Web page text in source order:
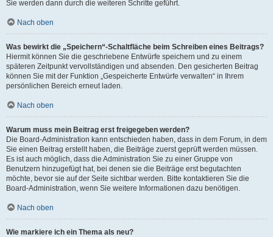
Sie werden dann durch die weiteren Schritte geführt.
Nach oben
Was bewirkt die „Speichern“-Schaltfläche beim Schreiben eines Beitrags?
Hiermit können Sie die geschriebene Entwürfe speichern und zu einem
späteren Zeitpunkt vervollständigen und absenden. Den gesicherten Beitrag
können Sie mit der Funktion „Gespeicherte Entwürfe verwalten“ in Ihrem
persönlichen Bereich erneut laden.
Nach oben
Warum muss mein Beitrag erst freigegeben werden?
Die Board-Administration kann entschieden haben, dass in dem Forum, in dem
Sie einen Beitrag erstellt haben, die Beiträge zuerst geprüft werden müssen.
Es ist auch möglich, dass die Administration Sie zu einer Gruppe von
Benutzern hinzugefügt hat, bei denen sie die Beiträge erst begutachten
möchte, bevor sie auf der Seite sichtbar werden. Bitte kontaktieren Sie die
Board-Administration, wenn Sie weitere Informationen dazu benötigen.
Nach oben
Wie markiere ich ein Thema als neu?